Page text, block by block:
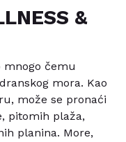
&
mnogo čemu
mora. Kao
može se pronaći
pitomih plaža,
planina. More,